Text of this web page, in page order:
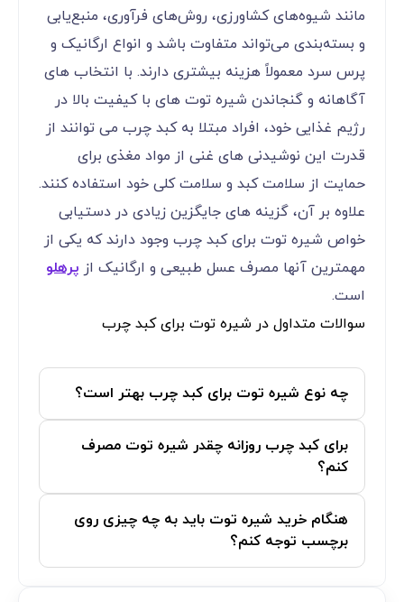
مانند شیوه‌های کشاورزی، روش‌های فرآوری، منبع‌یابی
و بسته‌بندی می‌تواند متفاوت باشد و انواع ارگانیک و
پرس سرد معمولاً هزینه بیشتری دارند. با انتخاب های
آگاهانه و گنجاندن شیره توت های با کیفیت بالا در
رژیم غذایی خود، افراد مبتلا به کبد چرب می توانند از
قدرت این نوشیدنی های غنی از مواد مغذی برای
حمایت از سلامت کبد و سلامت کلی خود استفاده کنند.
علاوه بر آن، گزینه های جایگزین زیادی در دستیابی
خواص شیره توت برای کبد چرب وجود دارند که یکی از
مهمترین آنها مصرف عسل طبیعی و ارگانیک از پرهلو
است.
سوالات متداول در شیره توت برای کبد چرب
چه نوع شیره توت برای کبد چرب بهتر است؟
برای کبد چرب روزانه چقدر شیره توت مصرف
کنم؟
هنگام خرید شیره توت باید به چه چیزی روی
برچسب توجه کنم؟